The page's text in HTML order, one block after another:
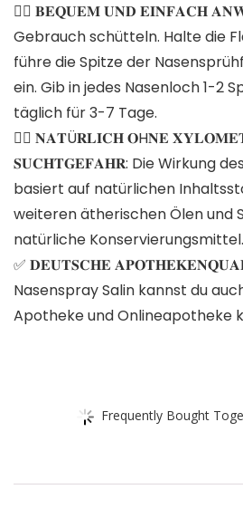
👩‍⚕️ 𝐁𝐄𝐐𝐔𝐄𝐌 𝐔𝐍𝐃 𝐄𝐈𝐍𝐅𝐀𝐂𝐇
Gebrauch schütteln. Halte die
führe die Spitze der
ein. Gib in jedes Nasenloch 1-2
täglich für 3-7 Tage.
👩‍⚕️ 𝐍𝐀𝐓Ü𝐑𝐋𝐈𝐂𝐇 𝐎H𝐍𝐄
𝐒𝐔𝐂𝐇𝐓𝐆𝐄𝐅𝐀𝐇𝐑: Die Wirkung des
basiert auf natürlichen
weiteren ätherischen Ölen und
natürliche Konservierungsmittel.
✅ 𝐃𝐄𝐔𝐓𝐒𝐂𝐇𝐄
Nasenspray Salin kannst du
Apotheke und Onlineapotheke
Frequently Bought